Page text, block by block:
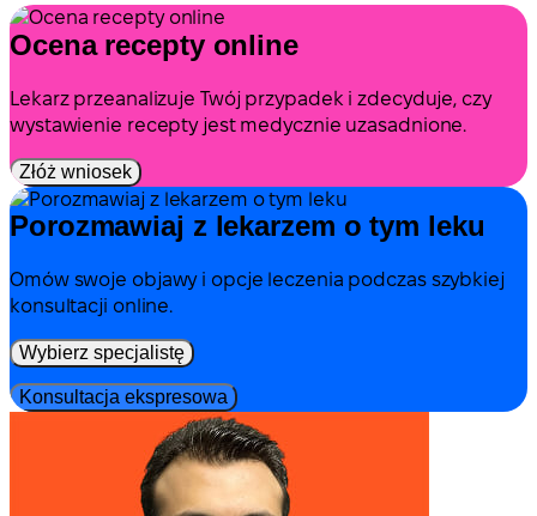
Ocena recepty online
Lekarz przeanalizuje Twój przypadek i zdecyduje, czy
wystawienie recepty jest medycznie uzasadnione.
Złóż wniosek
Porozmawiaj z lekarzem o tym leku
Omów swoje objawy i opcje leczenia podczas szybkiej
konsultacji online.
Wybierz specjalistę
Konsultacja ekspresowa